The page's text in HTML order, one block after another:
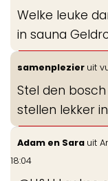
Welke leuke
in sauna
samenplezier uit
Stel den
stellen lekker
Adam en Sara uit
18:04